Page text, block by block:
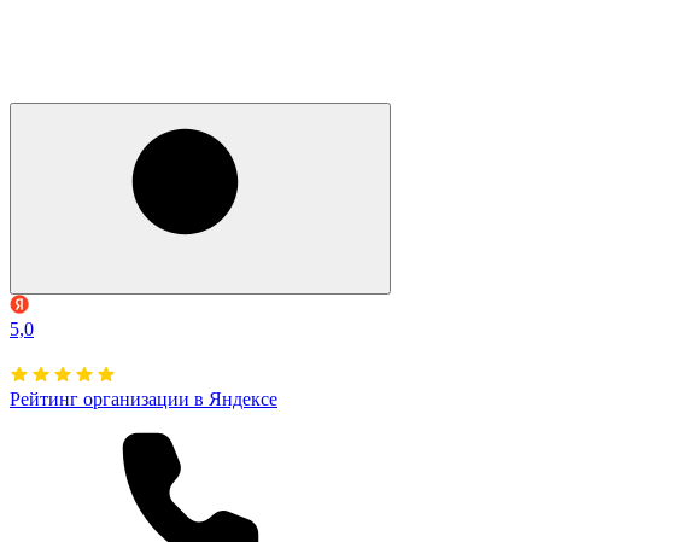
5,0
Рейтинг организации в Яндексе